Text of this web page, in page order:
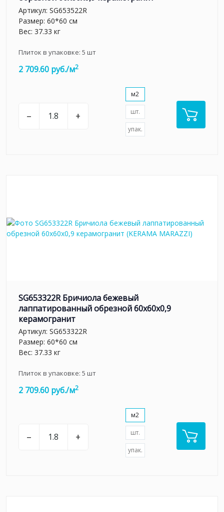
Артикул: SG653522R
Размер: 60*60 см
Вес: 37.33 кг
Плиток в упаковке: 5 шт
2 709.60 руб./м2
– +
м2
шт.
упак.
SG653322R Бричиола бежевый
лаппатированный обрезной 60x60x0,9
керамогранит
Артикул: SG653322R
Размер: 60*60 см
Вес: 37.33 кг
Плиток в упаковке: 5 шт
2 709.60 руб./м2
– +
м2
шт.
упак.